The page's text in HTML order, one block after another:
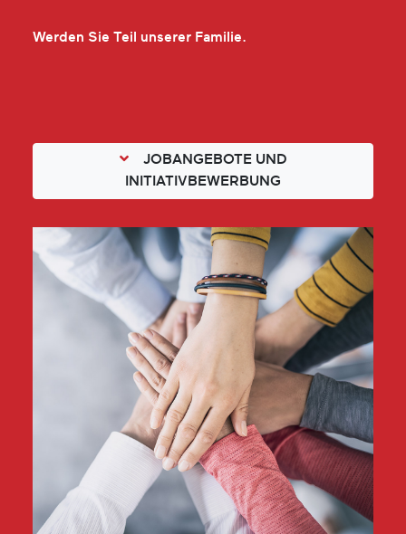
Werden Sie Teil unserer Familie.
JOBANGEBOTE UND
INITIATIVBEWERBUNG